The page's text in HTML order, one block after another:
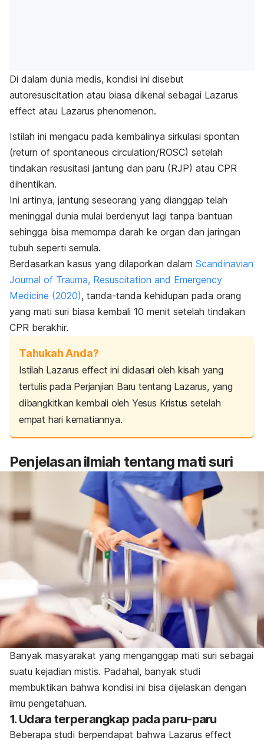
Di dalam dunia medis, kondisi ini disebut
autoresuscitation atau biasa dikenal sebagai Lazarus
effect atau Lazarus phenomenon.
Istilah ini mengacu pada kembalinya sirkulasi spontan
(return of spontaneous circulation/ROSC) setelah
tindakan resusitasi jantung dan paru (RJP) atau CPR
dihentikan.
Ini artinya, jantung seseorang yang dianggap telah
meninggal dunia mulai berdenyut lagi tanpa bantuan
sehingga bisa memompa darah ke organ dan jaringan
tubuh seperti semula.
Berdasarkan kasus yang dilaporkan dalam Scandinavian
Journal of Trauma, Resuscitation and Emergency
Medicine (2020), tanda-tanda kehidupan pada orang
yang mati suri biasa kembali 10 menit setelah tindakan
CPR berakhir.
Tahukah Anda?
Istilah Lazarus effectini didasari oleh kisah yang
tertulis pada Perjanjian Baru tentang Lazarus, yang
dibangkitkan kembali oleh Yesus Kristus setelah
empat hari kematiannya.
Penjelasan ilmiah tentang mati suri
Banyak masyarakat yang menganggap mati suri sebagai
suatu kejadian mistis. Padahal, banyak studi
membuktikan bahwa kondisi ini bisa dijelaskan dengan
ilmu pengetahuan.
1. Udara terperangkap pada paru-paru
Beberapa studi berpendapat bahwa Lazarus effect